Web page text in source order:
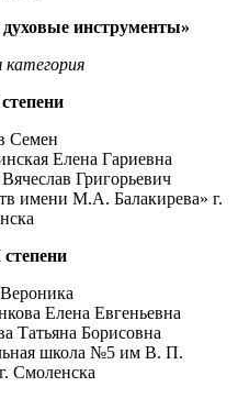
инструменты»
категория
Семен
Елена Гариевна
Григорьевич
имени М.А. Балакирева» г.
степени
Елена Евгеньевна
Татьяна Борисовна
школа №5 им В. П.
Смоленска